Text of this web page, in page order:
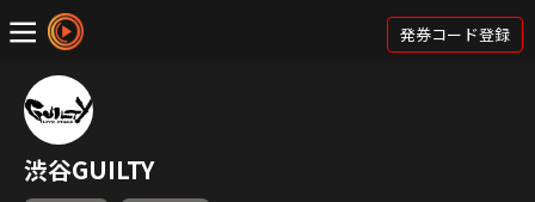
発券コード登録
渋谷GUILTY